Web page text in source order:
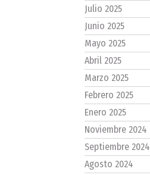
Julio 2025
Junio 2025
Mayo 2025
Abril 2025
Marzo 2025
Febrero 2025
Enero 2025
Noviembre 2024
Septiembre 2024
Agosto 2024